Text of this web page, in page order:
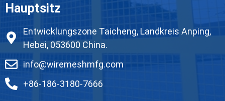
Hauptsitz
Entwicklungszone Taicheng, Landkreis Anping,
Hebei, 053600 China.
info@wiremeshmfg.com
+86-186-3180-7666